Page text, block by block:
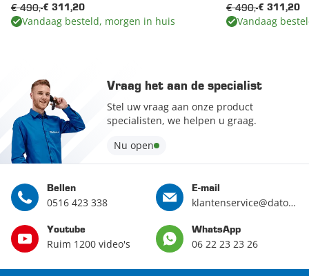
€ 311,20
€ 490,-
Vandaag besteld, morgen in huis
€ 311,20
€ 490,-
Vandaag
Vraag het aan de specialist
Stel uw vraag aan onze product
specialisten, we helpen u graag.
Nu open
Bellen
0516 423 338
E-mail
klantenservice@datona.nl
Youtube
Ruim 1200 video's
WhatsApp
06 22 23 23 26